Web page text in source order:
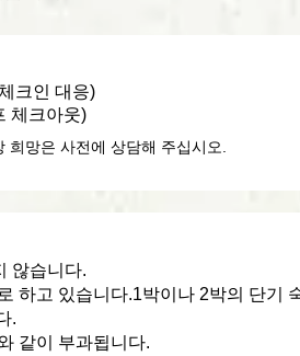
크인 대응)
체크아웃)
망은 사전에 상담해 주십시오.
않습니다.
하고 있습니다.1박이나 2박의 단기
.
같이 부과됩니다.